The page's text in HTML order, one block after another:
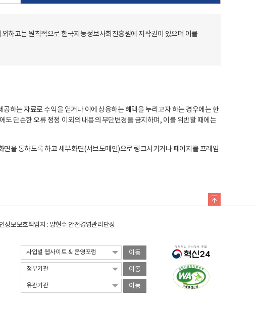
하고는 원칙적으로 한국지능정보사회진흥원에 저작권이 있으며 이를
하는 자료로 수익을 얻거나 이에 상응하는 혜택을 누리고자 하는 경우에는 한
단순한 오류 정정 이외의 내용의 무단변경을 금지하며, 이를 위반할 때에는
을 통하도록 하고 세부화면(서브도메인)으로 링크시키거나 페이지를 프레임
정보보호책임자 : 양현수 안전경영관리단장
이동
이동
이동